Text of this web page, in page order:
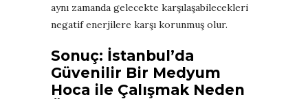
aynı zamanda gelecekte karşılaşabilecekleri
negatif enerjilere karşı korunmuş olur.
Sonuç: İstanbul’da
Güvenilir Bir Medyum
Hoca ile Çalışmak Neden